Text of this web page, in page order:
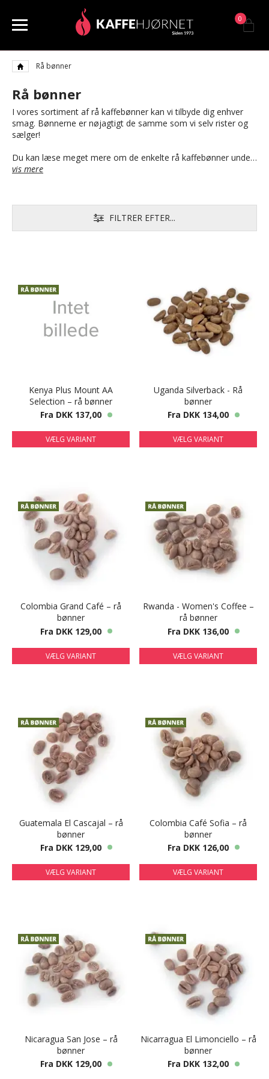
0
Rå bønner
Rå bønner
I vores sortiment af rå kaffebønner kan vi tilbyde dig enhver
smag. Bønnerne er nøjagtigt de samme som vi selv rister og
sælger!
Du kan læse meget mere om de enkelte rå kaffebønner unde…
vis mere
FILTRER EFTER...
Kenya Plus Mount AA
Selection – rå bønner
Fra DKK 137,00
VÆLG VARIANT
Uganda Silverback - Rå
bønner
Fra DKK 134,00
VÆLG VARIANT
Colombia Grand Café – rå
bønner
Fra DKK 129,00
VÆLG VARIANT
Rwanda - Women's Coffee –
rå bønner
Fra DKK 136,00
VÆLG VARIANT
Guatemala El Cascajal – rå
bønner
Fra DKK 129,00
VÆLG VARIANT
Colombia Café Sofia – rå
bønner
Fra DKK 126,00
VÆLG VARIANT
Nicaragua San Jose – rå
bønner
Fra DKK 129,00
Nicarragua El Limonciello – rå
bønner
Fra DKK 132,00